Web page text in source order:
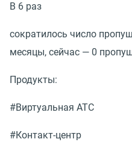
В 6 раз
сократилось число
месяцы, сейчас — 0
Продукты:
#Виртуальная АТС
#Контакт-центр